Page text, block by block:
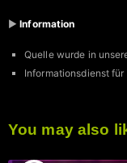
►Information
Quelle wurde in
Informationsdienst für
You may also